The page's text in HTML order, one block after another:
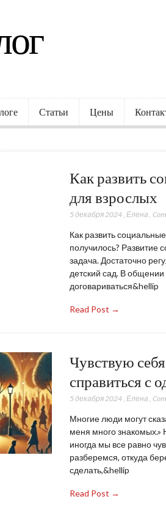
Статьи Цены
Как развить
для взрослых
5 декабря 2024, Елена
Как развить
получилось? Развитие
задача. Достаточно
детский сад. В
договариваться&hellip
Read Post →
Чувствую
справиться с
5 декабря 2024, Елена
Многие люди могут
меня много знакомых.»
иногда мы все равно
разберемся, откуда
сделать,&hellip
Read Post →